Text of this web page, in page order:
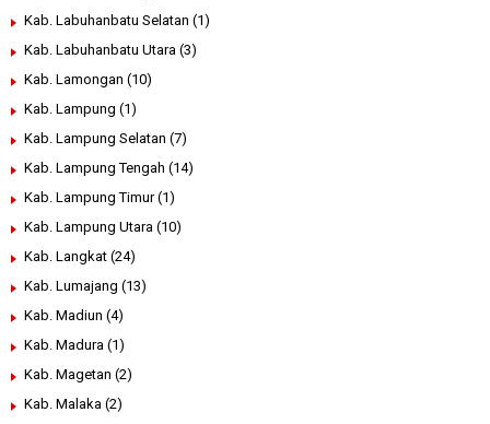
Kab. Labuhanbatu Selatan (1)
Kab. Labuhanbatu Utara (3)
Kab. Lamongan (10)
Kab. Lampung (1)
Kab. Lampung Selatan (7)
Kab. Lampung Tengah (14)
Kab. Lampung Timur (1)
Kab. Lampung Utara (10)
Kab. Langkat (24)
Kab. Lumajang (13)
Kab. Madiun (4)
Kab. Madura (1)
Kab. Magetan (2)
Kab. Malaka (2)